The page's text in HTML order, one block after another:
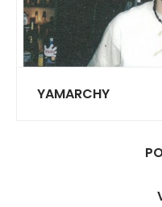
YAMARCHY